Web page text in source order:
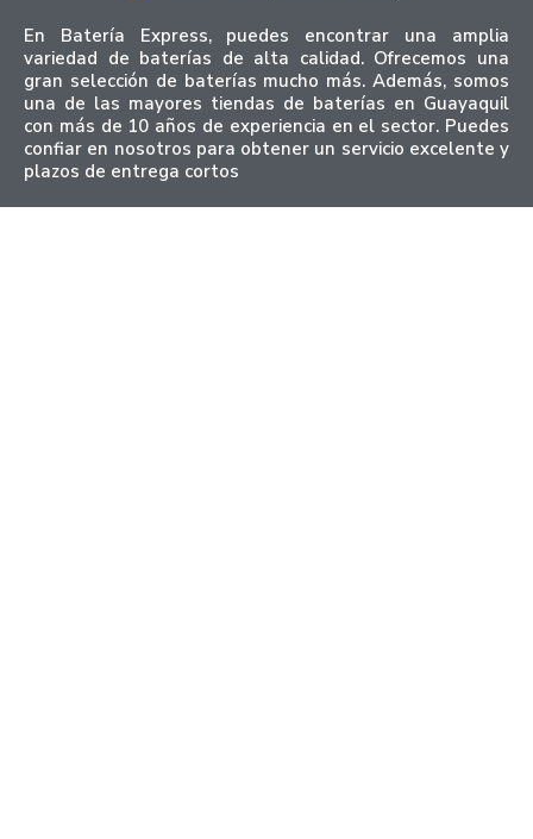
En Batería Express, puedes encontrar una amplia
variedad de baterías de alta calidad. Ofrecemos una
gran selección de baterías mucho más. Además, somos
una de las mayores tiendas de baterías en Guayaquil
con más de 10 años de experiencia en el sector. Puedes
confiar en nosotros para obtener un servicio excelente y
plazos de entrega cortos